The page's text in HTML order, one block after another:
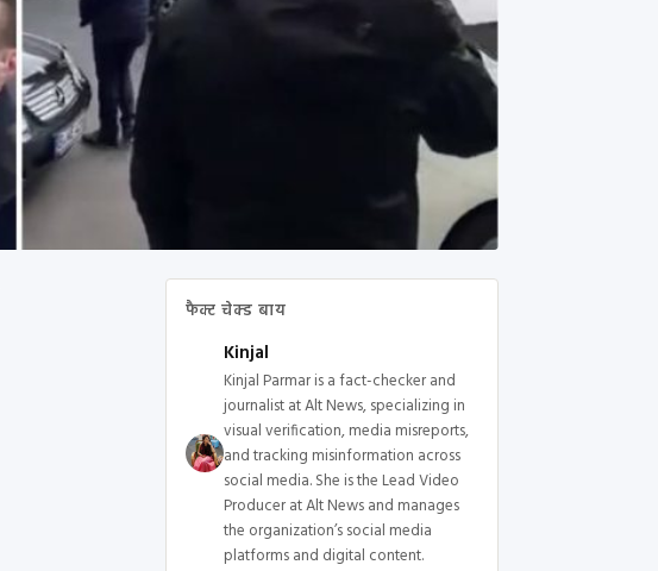
फैक्ट चेक्ड बाय
Kinjal
Kinjal Parmar is a fact-checker and
journalist at Alt News, specializing in
visual verification, media misreports,
and tracking misinformation across
social media. She is the Lead Video
Producer at Alt News and manages
the organization’s social media
platforms and digital content.